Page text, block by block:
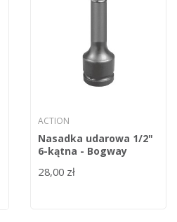
ACTION
Nasadka udarowa 1/2"
6-kątna - Bogway
28,00 zł